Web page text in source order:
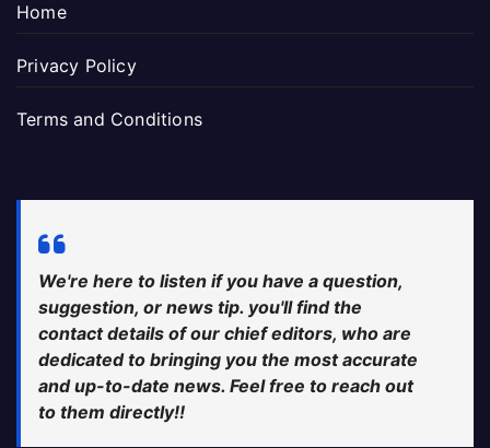
Home
Privacy Policy
Terms and Conditions
We're here to listen if you have a question,
suggestion, or news tip. you'll find the
contact details of our chief editors, who are
dedicated to bringing you the most accurate
and up-to-date news. Feel free to reach out
to them directly!!